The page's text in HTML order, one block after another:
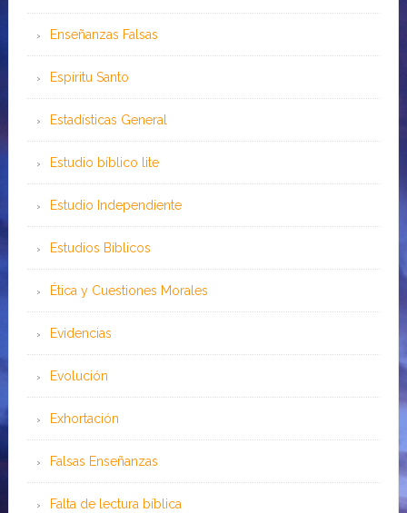
Enseñanzas Falsas
Espíritu Santo
Estadísticas General
Estudio bíblico lite
Estudio Independiente
Estudios Bíblicos
Ética y Cuestiones Morales
Evidencias
Evolución
Exhortación
Falsas Enseñanzas
Falta de lectura bíblica